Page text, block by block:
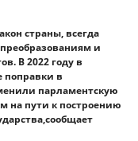
страны, всегда
и
В 2022 году в
поправки в
парламентскую
на пути к построению